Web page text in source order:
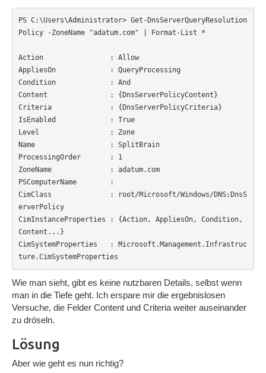
PS C:\Users\Administrator> Get-DnsServerQueryResolution
Policy -ZoneName "adatum.com" | Format-List *
Action                : Allow
AppliesOn             : QueryProcessing
Condition             : And
Content               : {DnsServerPolicyContent}
Criteria              : {DnsServerPolicyCriteria}
IsEnabled             : True
Level                 : Zone
Name                  : SplitBrain
ProcessingOrder       : 1
ZoneName              : adatum.com
PSComputerName        :
CimClass              : root/Microsoft/Windows/DNS:DnsS
erverPolicy
CimInstanceProperties : {Action, AppliesOn, Condition,
Content...}
CimSystemProperties   : Microsoft.Management.Infrastruc
ture.CimSystemProperties
Wie man sieht, gibt es keine nutzbaren Details, selbst wenn
man in die Tiefe geht. Ich erspare mir die ergebnislosen
Versuche, die Felder Content und Criteria weiter auseinander
zu dröseln.
Lösung
Aber wie geht es nun richtig?